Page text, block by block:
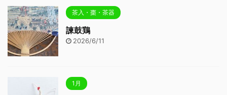
茶入・棗・茶器
諫鼓鶏
2026/6/11
1月